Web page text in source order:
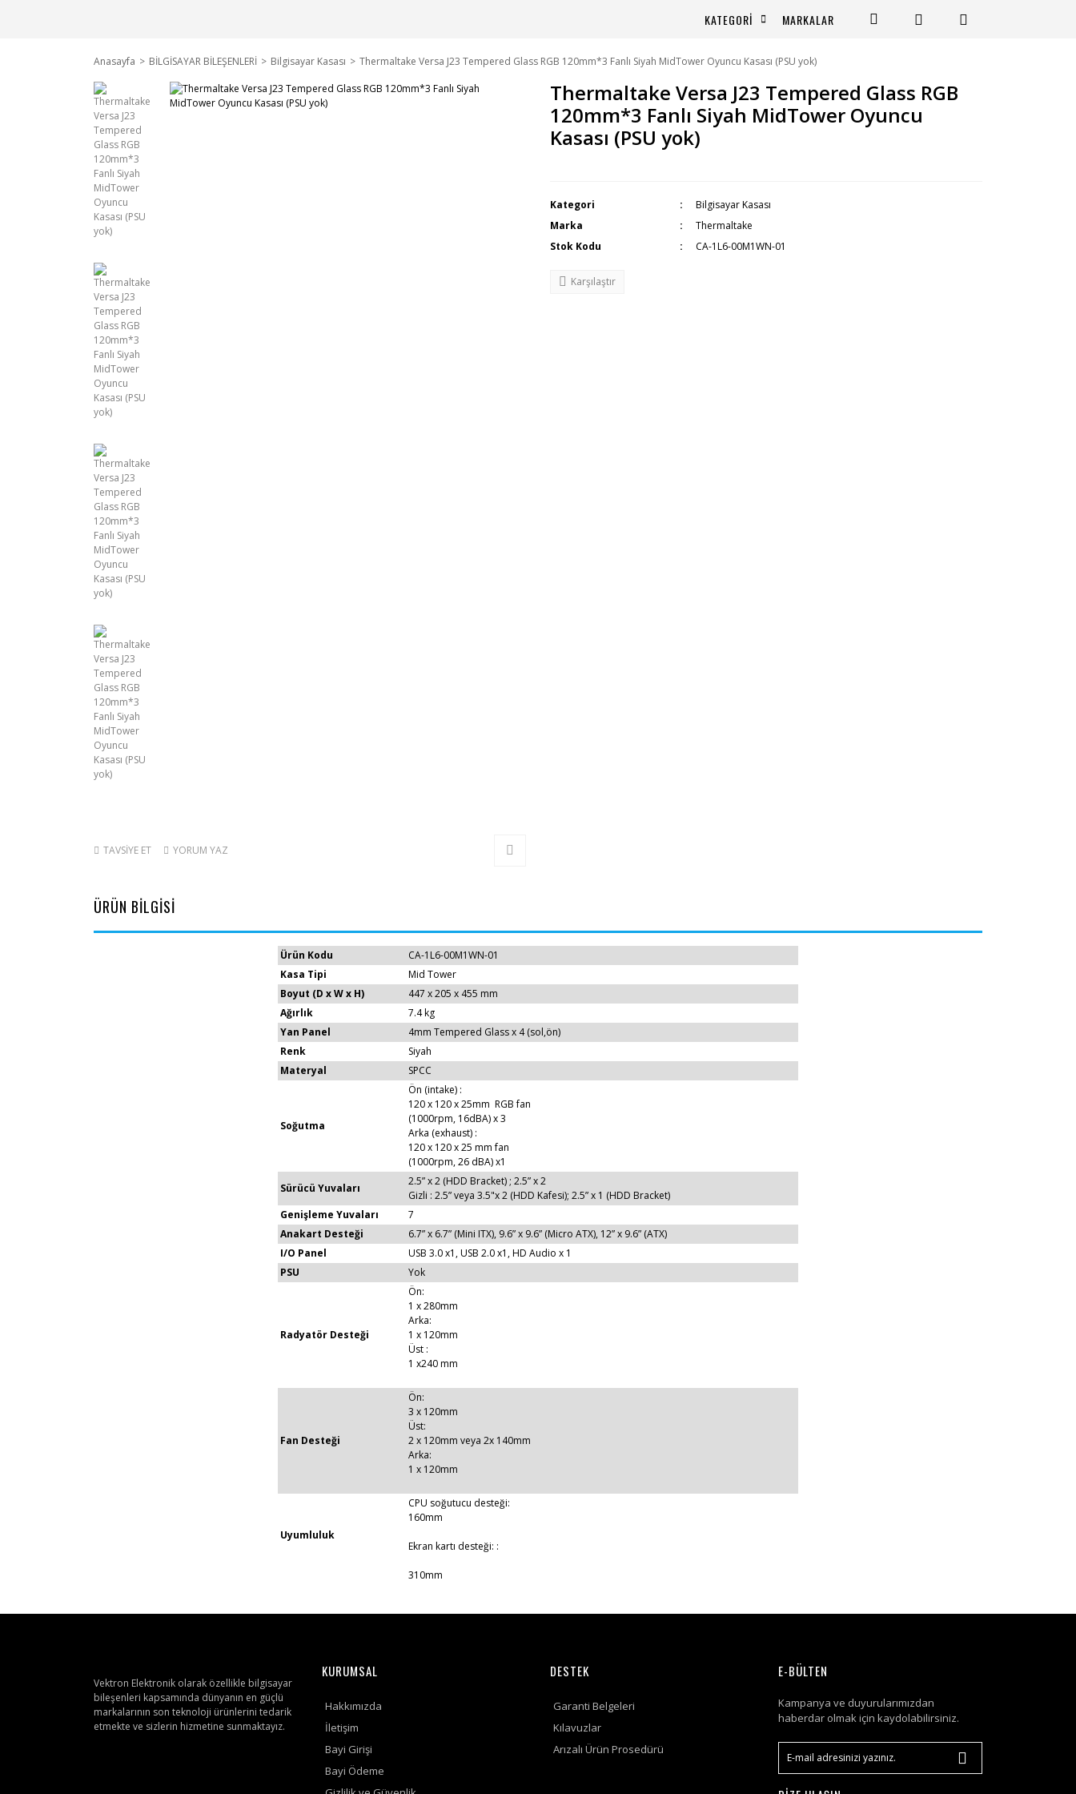
KATEGORİ MARKALAR
Anasayfa BİLGİSAYAR BİLEŞENLERİ Bilgisayar Kasası Thermaltake Versa J23 Tempered Glass RGB 120mm*3 Fanlı Siyah MidTower Oyuncu Kasası (PSU yok)
TAVSİYE ET YORUM YAZ
Thermaltake Versa J23 Tempered Glass RGB
120mm*3 Fanlı Siyah MidTower Oyuncu
Kasası (PSU yok)
Kategori
Bilgisayar Kasası
Marka
Thermaltake
Stok Kodu
CA-1L6-00M1WN-01
Karşılaştır
ÜRÜN BİLGİSİ
Ürün Kodu
CA-1L6-00M1WN-01
Kasa Tipi
Mid Tower
Boyut (D x W x H)
447 x 205 x 455 mm
Ağırlık
7.4 kg
Yan Panel
4mm Tempered Glass x 4 (sol,ön)
Renk
Siyah
Materyal
SPCC
Soğutma
Ön (intake) :
120 x 120 x 25mm RGB fan
(1000rpm, 16dBA) x 3
Arka (exhaust) :
120 x 120 x 25 mm fan
(1000rpm, 26 dBA) x1
Sürücü Yuvaları
2.5” x 2 (HDD Bracket) ; 2.5” x 2
Gizli : 2.5” veya 3.5"x 2 (HDD Kafesi); 2.5” x 1 (HDD Bracket)
Genişleme Yuvaları
7
Anakart Desteği
6.7” x 6.7” (Mini ITX), 9.6” x 9.6” (Micro ATX), 12” x 9.6” (ATX)
I/O Panel
USB 3.0 x1, USB 2.0 x1, HD Audio x 1
PSU
Yok
Radyatör Desteği
Ön:
1 x 280mm
Arka:
1 x 120mm
Üst :
1 x240 mm
Fan Desteği
Ön:
3 x 120mm
Üst:
2 x 120mm veya 2x 140mm
Arka:
1 x 120mm
Uyumluluk
CPU soğutucu desteği:
160mm
Ekran kartı desteği: :
310mm
Vektron Elektronik olarak özellikle bilgisayar
bileşenleri kapsamında dünyanın en güçlü
markalarının son teknoloji ürünlerini tedarik
etmekte ve sizlerin hizmetine sunmaktayız.
KURUMSAL
Hakkımızda
İletişim
Bayi Girişi
Bayi Ödeme
DESTEK
Garanti Belgeleri
Kılavuzlar
Arızalı Ürün Prosedürü
E-BÜLTEN
Kampanya ve duyurularımızdan
haberdar olmak için kaydolabilirsiniz.